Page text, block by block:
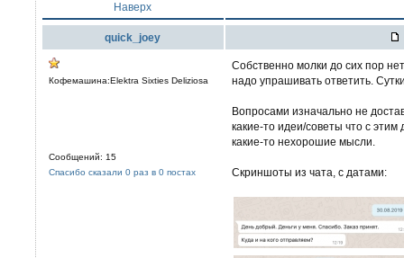
Наверх
quick_joey
Кофемашина:Elektra Sixties Deliziosa
Сообщений: 15
Спасибо сказали 0 раз в 0 постах
Собственно молки до сих пор
надо упрашивать ответить.
Вопросами изначально не
какие-то идеи/советы что с
какие-то нехорошие мысли.
Скриншоты из чата, с датами: